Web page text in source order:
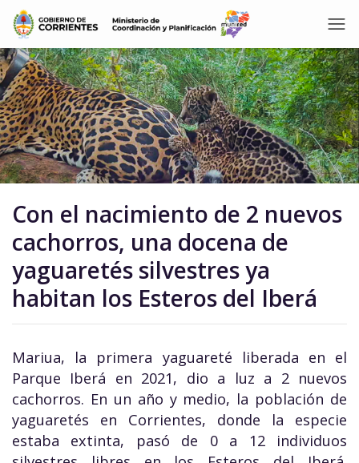
Con el nacimiento de 2 nuevos
cachorros, una docena de
yaguaretés silvestres ya
habitan los Esteros del Iberá
Mariua, la primera yaguareté liberada en el
Parque Iberá en 2021, dio a luz a 2 nuevos
cachorros. En un año y medio, la población de
yaguaretés en Corrientes, donde la especie
estaba extinta, pasó de 0 a 12 individuos